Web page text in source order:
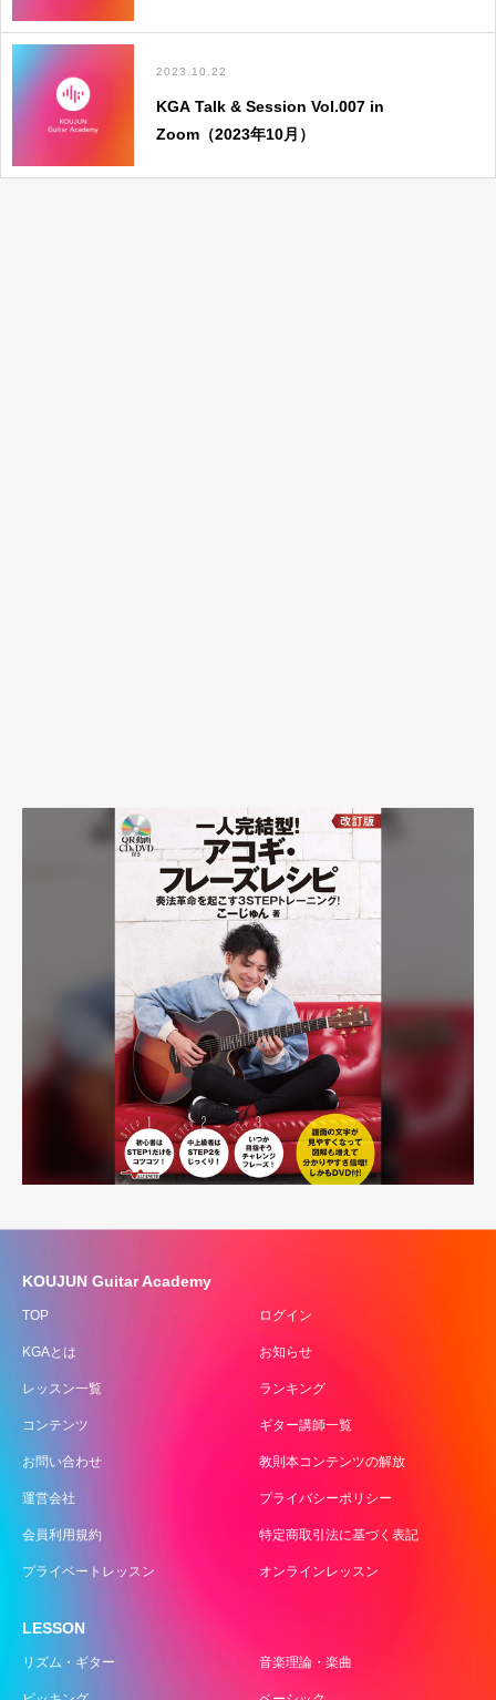
2023.10.22
KGA Talk & Session Vol.007 in
Zoom（2023年10月）
KOUJUN Guitar Academy
TOP ログイン
KGAとは お知らせ
レッスン一覧 ランキング
コンテンツ ギター講師一覧
お問い合わせ 教則本コンテンツの解放
運営会社 プライバシーポリシー
会員利用規約 特定商取引法に基づく表記
プライベートレッスン オンラインレッスン
LESSON
リズム・ギター 音楽理論・楽曲